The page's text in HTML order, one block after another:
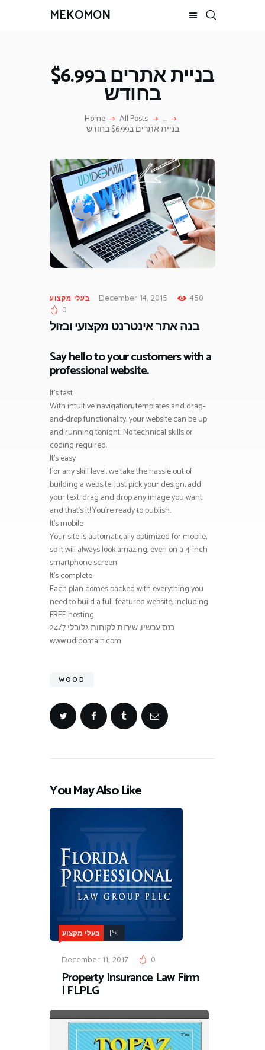
MEKOMON
בניית אתרים ב$6.99
בחודש
Home All Posts ...
בניית אתרים ב$6.99 בחודש
מקומון בית
בעלי מקצוע December 14, 2015
450
0
בנה אתר אינטרנט מקצועי ובזול
Say hello to your customers with a
professional website.
It’s fast
With intuitive navigation, templates and drag-
and-drop functionality, your website can be up
and running tonight. No technical skills or
coding required.
It’s easy
For any skill level, we take the hassle out of
building a website. Just pick your design, add
your text, drag and drop any image you want
and that’s it! You’re ready to publish.
It’s mobile
Your site is automatically optimized for mobile,
so it will always look amazing, even on a 4-inch
smartphone screen.
It’s complete
Each plan comes packed with everything you
need to build a full-featured website, including
FREE hosting
כנס עכשיו, שירות לקוחות גלובלי 24/7
www.udidomain.com
WOOD
You May Also Like
בעלי מקצוע
December 11, 2017 0
Property Insurance Law Firm
| FLPLG